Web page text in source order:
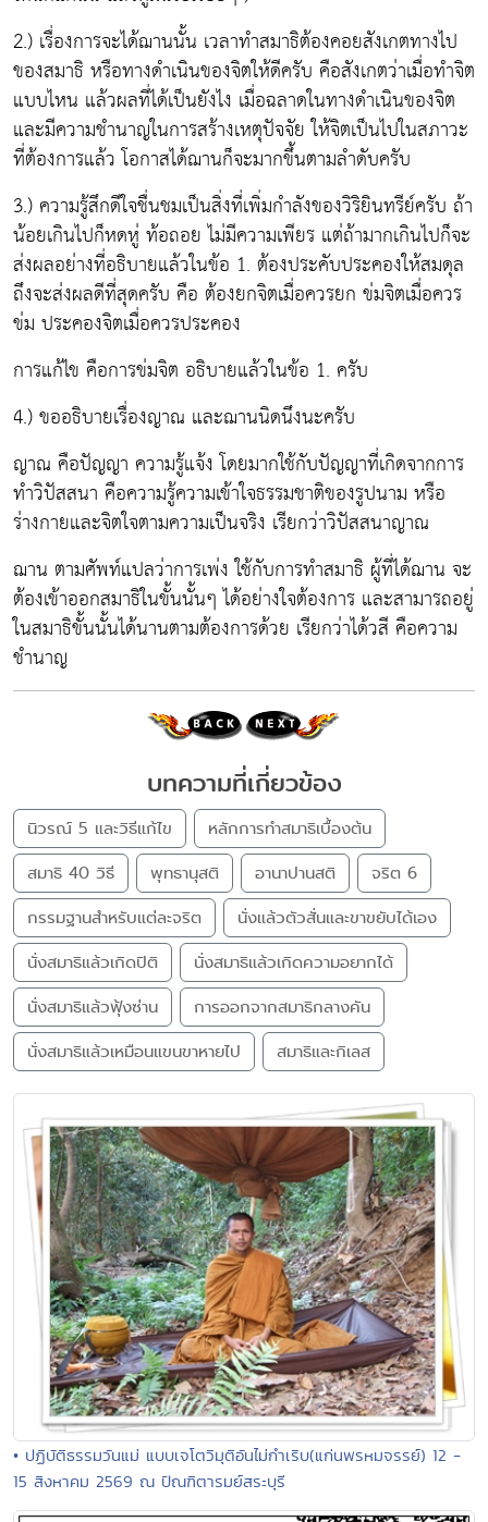
2.) เรื่องการจะได้ฌานนั้น เวลาทำสมาธิต้องคอยสังเกตทางไป
ของสมาธิ หรือทางดำเนินของจิตให้ดีครับ คือสังเกตว่าเมื่อทำจิต
แบบไหน แล้วผลที่ได้เป็นยังไง เมื่อฉลาดในทางดำเนินของจิต
และมีความชำนาญในการสร้างเหตุปัจจัย ให้จิตเป็นไปในสภาวะ
ที่ต้องการแล้ว โอกาสได้ฌานก็จะมากขึ้นตามลำดับครับ
3.) ความรู้สึกดีใจชื่นชมเป็นสิ่งที่เพิ่มกำลังของวิริยินทรีย์ครับ ถ้า
น้อยเกินไปก็หดหู่ ท้อถอย ไม่มีความเพียร แต่ถ้ามากเกินไปก็จะ
ส่งผลอย่างที่อธิบายแล้วในข้อ 1. ต้องประคับประคองให้สมดุล
ถึงจะส่งผลดีที่สุดครับ คือ ต้องยกจิตเมื่อควรยก ข่มจิตเมื่อควร
ข่ม ประคองจิตเมื่อควรประคอง
การแก้ไข คือการข่มจิต อธิบายแล้วในข้อ 1. ครับ
4.) ขออธิบายเรื่องญาณ และฌานนิดนึงนะครับ
ญาณ คือปัญญา ความรู้แจ้ง โดยมากใช้กับปัญญาที่เกิดจากการ
ทำวิปัสสนา คือความรู้ความเข้าใจธรรมชาติของรูปนาม หรือ
ร่างกายและจิตใจตามความเป็นจริง เรียกว่าวิปัสสนาญาณ
ฌาน ตามศัพท์แปลว่าการเพ่ง ใช้กับการทำสมาธิ ผู้ที่ได้ฌาน จะ
ต้องเข้าออกสมาธิในขั้นนั้นๆ ได้อย่างใจต้องการ และสามารถอยู่
ในสมาธิขั้นนั้นได้นานตามต้องการด้วย เรียกว่าได้วสี คือความ
ชำนาญ
บทความที่เกี่ยวข้อง
นิวรณ์ 5 และวิธีแก้ไข
หลักการทำสมาธิเบื้องต้น
สมาธิ 40 วิธี
พุทธานุสติ อานาปานสติ
จริต 6
กรรมฐานสำหรับแต่ละจริต
นั่งแล้วตัวสั่นและขาขยับได้เอง
นั่งสมาธิแล้วเกิดปิติ
นั่งสมาธิแล้วเกิดความอยากได้
นั่งสมาธิแล้วฟุ้งซ่าน
การออกจากสมาธิกลางคัน
นั่งสมาธิแล้วเหมือนแขนขาหายไป
สมาธิและกิเลส
• ปฏิบัติธรรมวันแม่ แบบเจโตวิมุติอันไม่กำเริบ(แก่นพรหมจรรย์) 12 -
15 สิงหาคม 2569 ณ ปัณฑิตารมย์สระบุรี